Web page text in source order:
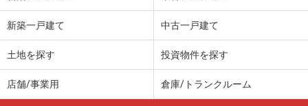
新築一戸建て 中古一戸建て
土地を探す 投資物件を探す
店舗/事業用 倉庫/トランクルーム